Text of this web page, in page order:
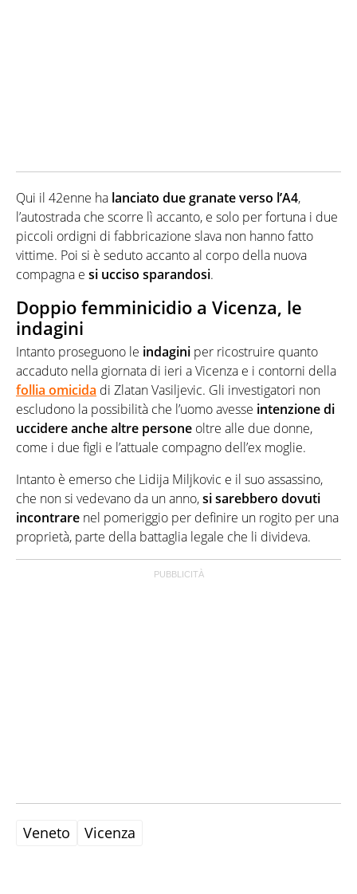
Qui il 42enne ha lanciato due granate verso l’A4,
l’autostrada che scorre lì accanto, e solo per fortuna i due
piccoli ordigni di fabbricazione slava non hanno fatto
vittime. Poi si è seduto accanto al corpo della nuova
compagna e si ucciso sparandosi.
Doppio femminicidio a Vicenza, le
indagini
Intanto proseguono le indagini per ricostruire quanto
accaduto nella giornata di ieri a Vicenza e i contorni della
follia omicida di Zlatan Vasiljevic. Gli investigatori non
escludono la possibilità che l’uomo avesse intenzione di
uccidere anche altre persone oltre alle due donne,
come i due figli e l’attuale compagno dell’ex moglie.
Intanto è emerso che Lidija Miljkovic e il suo assassino,
che non si vedevano da un anno,si sarebbero dovuti
incontrare nel pomeriggio per definire un rogito per una
proprietà, parte della battaglia legale che li divideva.
Veneto Vicenza